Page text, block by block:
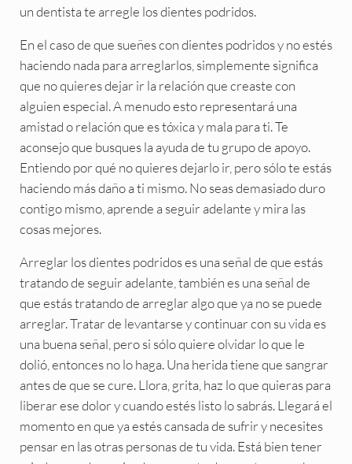
un dentista te arregle los dientes podridos.
En el caso de que sueñes con dientes podridos y no estés
haciendo nada para arreglarlos, simplemente significa
que no quieres dejar ir la relación que creaste con
alguien especial. A menudo esto representará una
amistad o relación que es tóxica y mala para ti. Te
aconsejo que busques la ayuda de tu grupo de apoyo.
Entiendo por qué no quieres dejarlo ir, pero sólo te estás
haciendo más daño a ti mismo. No seas demasiado duro
contigo mismo, aprende a seguir adelante y mira las
cosas mejores.
Arreglar los dientes podridos es una señal de que estás
tratando de seguir adelante, también es una señal de
que estás tratando de arreglar algo que ya no se puede
arreglar. Tratar de levantarse y continuar con su vida es
una buena señal, pero si sólo quiere olvidar lo que le
dolió, entonces no lo haga. Una herida tiene que sangrar
antes de que se cure. Llora, grita, haz lo que quieras para
liberar ese dolor y cuando estés listo lo sabrás. Llegará el
momento en que ya estés cansada de sufrir y necesites
pensar en las otras personas de tu vida. Está bien tener